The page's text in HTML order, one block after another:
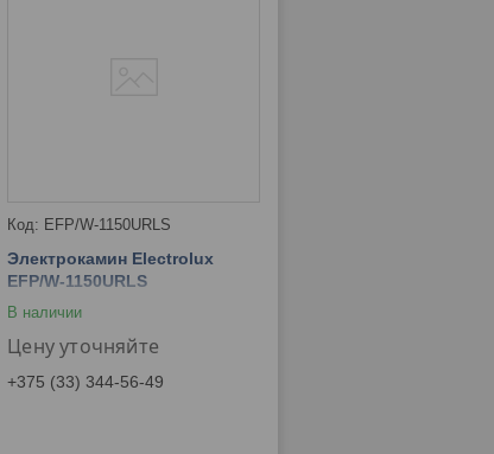
EFP/W-1150URLS
Электрокамин Electrolux
EFP/W-1150URLS
В наличии
Цену уточняйте
+375 (33) 344-56-49